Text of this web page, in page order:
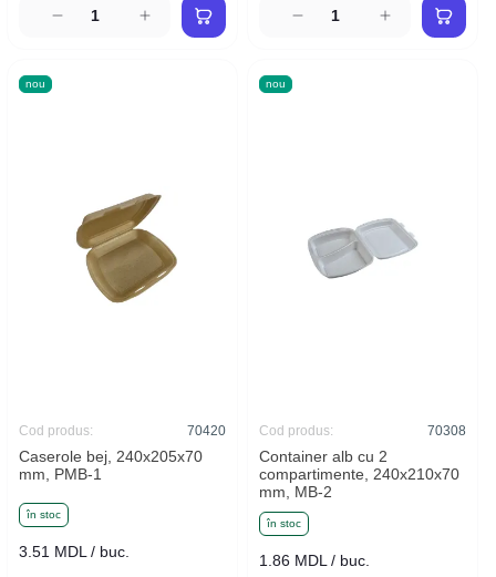
nou
în stoc
Caserole bej, 240x205x70
mm, PMB-1
Cod produs: 70420
3.51 MDL / buc.
nou
în stoc
Container alb cu 2
compartimente, 240x210x70
mm, MB-2
Cod produs: 70308
1.86 MDL / buc.